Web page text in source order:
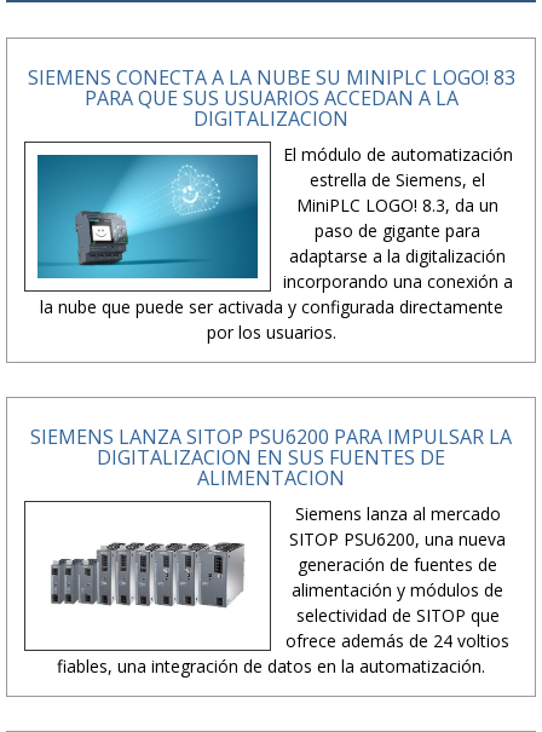
SIEMENS CONECTA A LA NUBE SU MINIPLC LOGO! 83
PARA QUE SUS USUARIOS ACCEDAN A LA
DIGITALIZACION
El módulo de automatización
estrella de Siemens, el
MiniPLC LOGO! 8.3, da un
paso de gigante para
adaptarse a la digitalización
incorporando una conexión a
la nube que puede ser activada y configurada directamente
por los usuarios.
SIEMENS LANZA SITOP PSU6200 PARA IMPULSAR LA
DIGITALIZACION EN SUS FUENTES DE
ALIMENTACION
Siemens lanza al mercado
SITOP PSU6200, una nueva
generación de fuentes de
alimentación y módulos de
selectividad de SITOP que
ofrece además de 24 voltios
fiables, una integración de datos en la automatización.